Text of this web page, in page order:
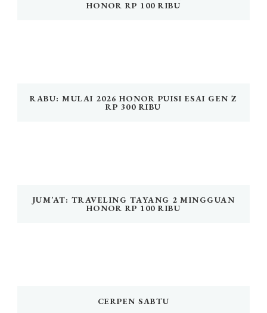
HONOR RP 100 RIBU
RABU: MULAI 2026 HONOR PUISI ESAI GEN Z
RP 300 RIBU
JUM’AT: TRAVELING TAYANG 2 MINGGUAN
HONOR RP 100 RIBU
CERPEN SABTU